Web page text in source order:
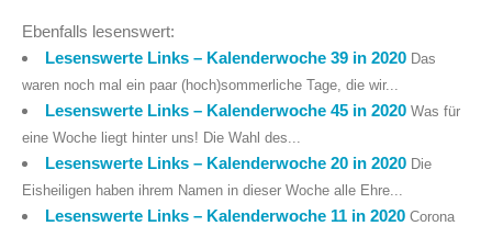
Ebenfalls lesenswert:
Lesenswerte Links – Kalenderwoche 39 in 2020 Das
waren noch mal ein paar (hoch)sommerliche Tage, die wir...
Lesenswerte Links – Kalenderwoche 45 in 2020 Was für
eine Woche liegt hinter uns! Die Wahl des...
Lesenswerte Links – Kalenderwoche 20 in 2020 Die
Eisheiligen haben ihrem Namen in dieser Woche alle Ehre...
Lesenswerte Links – Kalenderwoche 11 in 2020 Corona